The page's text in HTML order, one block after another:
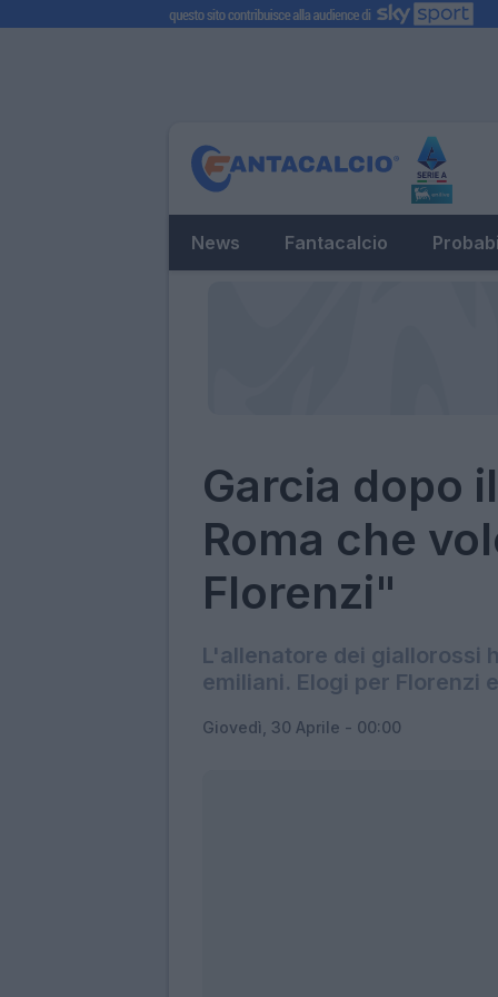
News Fantacalcio
Garcia dopo
Roma che
Florenzi"
L'allenatore dei giallorossi
emiliani. Elogi per Florenzi
Giovedì, 30 Aprile - 00:00